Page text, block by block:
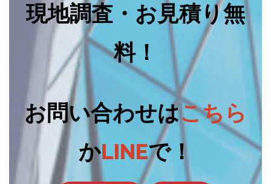
現地調査・お見積り無
料！
お問い合わせはこちら
かLINEで！